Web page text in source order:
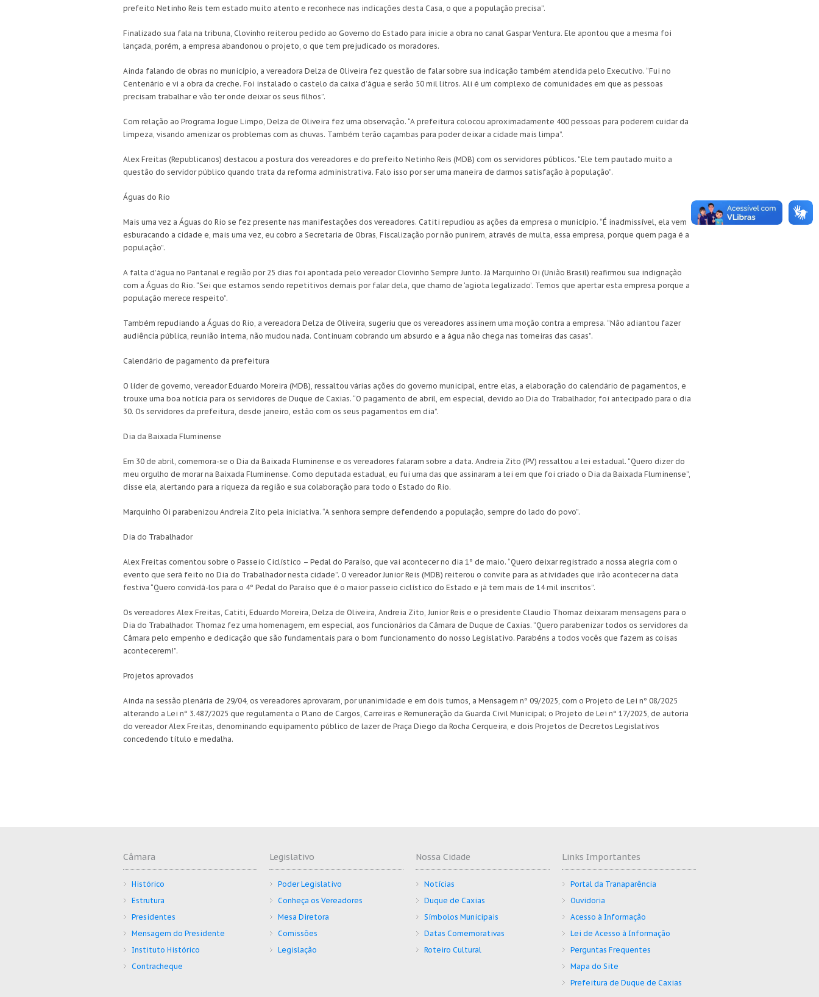
prefeito Netinho Reis tem estado muito atento e reconhece nas indicações desta Casa, o que a população precisa”.
Finalizado sua fala na tribuna, Clovinho reiterou pedido ao Governo do Estado para inicie a obra no canal Gaspar Ventura. Ele apontou que a mesma foi
lançada, porém, a empresa abandonou o projeto, o que tem prejudicado os moradores.
Ainda falando de obras no município, a vereadora Delza de Oliveira fez questão de falar sobre sua indicação também atendida pelo Executivo. “Fui no
Centenário e vi a obra da creche. Foi instalado o castelo da caixa d’água e serão 50 mil litros. Ali é um complexo de comunidades em que as pessoas
precisam trabalhar e vão ter onde deixar os seus filhos”.
Com relação ao Programa Jogue Limpo, Delza de Oliveira fez uma observação. “A prefeitura colocou aproximadamente 400 pessoas para poderem cuidar da
limpeza, visando amenizar os problemas com as chuvas. Também terão caçambas para poder deixar a cidade mais limpa”.
Alex Freitas (Republicanos) destacou a postura dos vereadores e do prefeito Netinho Reis (MDB) com os servidores públicos. “Ele tem pautado muito a
questão do servidor público quando trata da reforma administrativa. Falo isso por ser uma maneira de darmos satisfação à população”.
Águas do Rio
Mais uma vez a Águas do Rio se fez presente nas manifestações dos vereadores. Catiti repudiou as ações da empresa o município. “É inadmissível, ela vem
esburacando a cidade e, mais uma vez, eu cobro a Secretaria de Obras, Fiscalização por não punirem, através de multa, essa empresa, porque quem paga é a
população”.
A falta d’água no Pantanal e região por 25 dias foi apontada pelo vereador Clovinho Sempre Junto. Já Marquinho Oi (União Brasil) reafirmou sua indignação
com a Águas do Rio. “Sei que estamos sendo repetitivos demais por falar dela, que chamo de ‘agiota legalizado’. Temos que apertar esta empresa porque a
população merece respeito”.
Também repudiando a Águas do Rio, a vereadora Delza de Oliveira, sugeriu que os vereadores assinem uma moção contra a empresa. “Não adiantou fazer
audiência pública, reunião interna, não mudou nada. Continuam cobrando um absurdo e a água não chega nas torneiras das casas”.
Calendário de pagamento da prefeitura
O líder de governo, vereador Eduardo Moreira (MDB), ressaltou várias ações do governo municipal, entre elas, a elaboração do calendário de pagamentos, e
trouxe uma boa notícia para os servidores de Duque de Caxias. “O pagamento de abril, em especial, devido ao Dia do Trabalhador, foi antecipado para o dia
30. Os servidores da prefeitura, desde janeiro, estão com os seus pagamentos em dia”.
Dia da Baixada Fluminense
Em 30 de abril, comemora-se o Dia da Baixada Fluminense e os vereadores falaram sobre a data. Andreia Zito (PV) ressaltou a lei estadual. “Quero dizer do
meu orgulho de morar na Baixada Fluminense. Como deputada estadual, eu fui uma das que assinaram a lei em que foi criado o Dia da Baixada Fluminense”,
disse ela, alertando para a riqueza da região e sua colaboração para todo o Estado do Rio.
Marquinho Oi parabenizou Andreia Zito pela iniciativa. “A senhora sempre defendendo a população, sempre do lado do povo”.
Dia do Trabalhador
Alex Freitas comentou sobre o Passeio Ciclístico – Pedal do Paraíso, que vai acontecer no dia 1º de maio. “Quero deixar registrado a nossa alegria com o
evento que será feito no Dia do Trabalhador nesta cidade”. O vereador Junior Reis (MDB) reiterou o convite para as atividades que irão acontecer na data
festiva “Quero convidá-los para o 4º Pedal do Paraíso que é o maior passeio ciclístico do Estado e já tem mais de 14 mil inscritos”.
Os vereadores Alex Freitas, Catiti, Eduardo Moreira, Delza de Oliveira, Andreia Zito, Junior Reis e o presidente Claudio Thomaz deixaram mensagens para o
Dia do Trabalhador. Thomaz fez uma homenagem, em especial, aos funcionários da Câmara de Duque de Caxias. “Quero parabenizar todos os servidores da
Câmara pelo empenho e dedicação que são fundamentais para o bom funcionamento do nosso Legislativo. Parabéns a todos vocês que fazem as coisas
acontecerem!”.
Projetos aprovados
Ainda na sessão plenária de 29/04, os vereadores aprovaram, por unanimidade e em dois turnos, a Mensagem nº 09/2025, com o Projeto de Lei nº 08/2025
alterando a Lei nº 3.487/2025 que regulamenta o Plano de Cargos, Carreiras e Remuneração da Guarda Civil Municipal; o Projeto de Lei nº 17/2025, de autoria
do vereador Alex Freitas, denominando equipamento público de lazer de Praça Diego da Rocha Cerqueira, e dois Projetos de Decretos Legislativos
concedendo título e medalha.
Câmara
Histórico
Estrutura
Presidentes
Mensagem do Presidente
Instituto Histórico
Contracheque
Legislativo
Poder Legislativo
Conheça os Vereadores
Mesa Diretora
Comissões
Legislação
Nossa Cidade
Notícias
Duque de Caxias
Símbolos Municipais
Datas Comemorativas
Roteiro Cultural
Links Importantes
Portal da Tranaparência
Ouvidoria
Acesso à Informação
Lei de Acesso à Informação
Perguntas Frequentes
Mapa do Site
Prefeitura de Duque de Caxias